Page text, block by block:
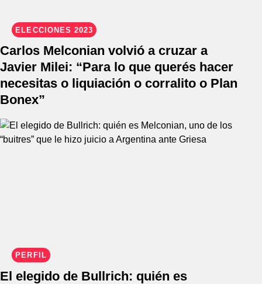
ELECCIONES 2023
Carlos Melconian volvió a cruzar a
Javier Milei: “Para lo que querés hacer
necesitas o liquiación o corralito o Plan
Bonex”
PERFIL
El elegido de Bullrich: quién es